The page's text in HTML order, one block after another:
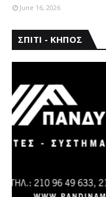
June 16, 2026
ΣΠΙΤΙ - ΚΗΠΟΣ